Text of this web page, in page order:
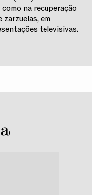
na recuperação
zarzuelas, em
televisivas.